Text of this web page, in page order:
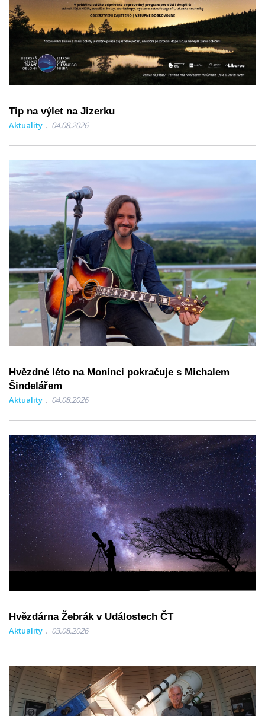
Tip na výlet na Jizerku
Aktuality 04.08.2026
Hvězdné léto na Monínci pokračuje s Michalem
Šindelářem
Aktuality 04.08.2026
Hvězdárna Žebrák v Událostech ČT
Aktuality 03.08.2026